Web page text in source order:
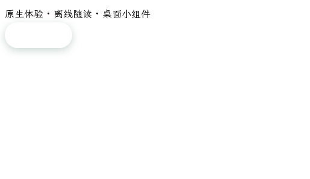
原生体验 · 离线随读 · 桌面小组件